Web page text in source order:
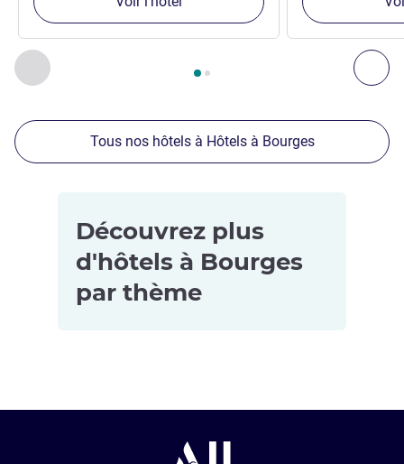
Précédent - Nos autres établissements à proximité
Page , Nos autres établissements à proximité 1 :,
Tous nos hôtels à Hôtels à Bourges
Découvrez plus
d'hôtels à Bourges
par thème